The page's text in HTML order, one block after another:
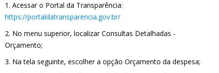
1. Acessar o Portal da Transparência:
https://portaldatransparencia.gov.br/
2. No menu superior, localizar Consultas Detalhadas -
Orçamento;
3. Na tela seguinte, escolher a opção Orçamento da despesa;